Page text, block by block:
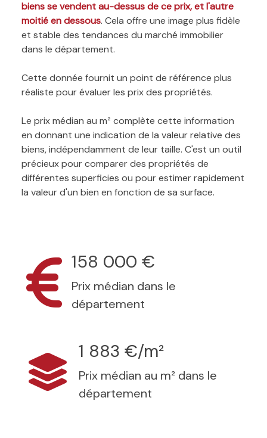
biens se vendent au-dessus de ce prix, et l'autre
moitié en dessous. Cela offre une image plus fidèle
et stable des tendances du marché immobilier
dans le département.
Cette donnée fournit un point de référence plus
réaliste pour évaluer les prix des propriétés.
Le prix médian au m² complète cette information
en donnant une indication de la valeur relative des
biens, indépendamment de leur taille. C'est un outil
précieux pour comparer des propriétés de
différentes superficies ou pour estimer rapidement
la valeur d'un bien en fonction de sa surface.
158 000 €
Prix médian dans le
département
1 883 €/m²
Prix médian au m² dans le
département